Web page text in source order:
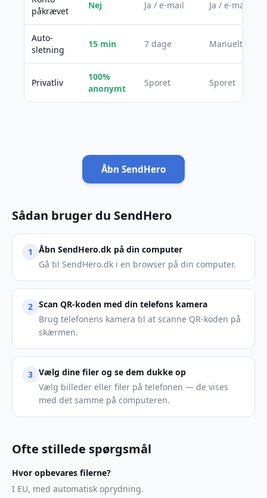
påkrævet
Nej Ja / e-mail Ja / e-mail
Auto-
sletning
15 min 7 dage Manuelt
Privatliv
100%
anonymt
Sporet Sporet
Åbn SendHero
Sådan bruger du SendHero
1
Åbn SendHero.dk på din computer
Gå til SendHero.dk i en browser på din computer.
2 Scan QR-koden med din telefons kamera
Brug telefonens kamera til at scanne QR-koden på
skærmen.
3 Vælg dine filer og se dem dukke op
Vælg billeder eller filer på telefonen — de vises
med det samme på computeren.
Ofte stillede spørgsmål
Hvor opbevares filerne?
I EU, med automatisk oprydning.